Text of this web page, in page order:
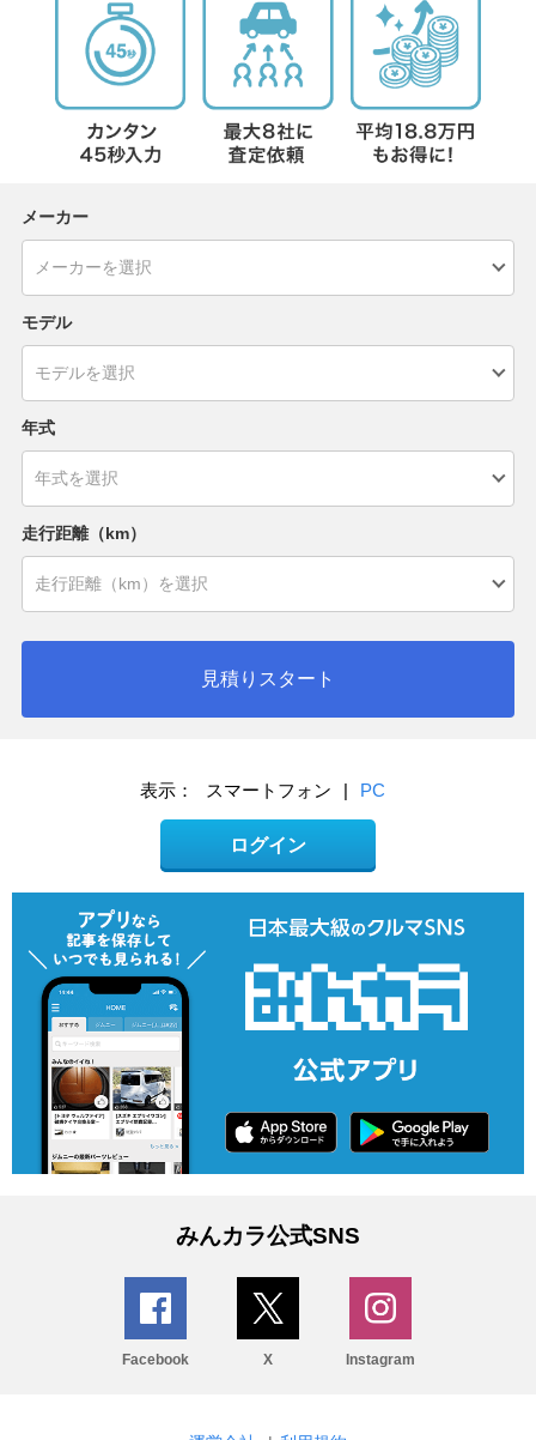
メーカー
モデル
年式
走行距離（km）
見積りスタート
表示： スマートフォン | PC
ログイン
みんカラ公式SNS
Facebook X Instagram